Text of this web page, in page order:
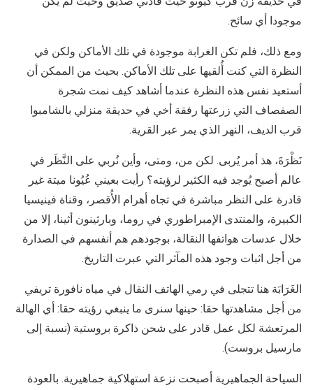
موجودا أي سائح.
ومع ذلك، فلم تكن الغرابة موجودة في تلك الأماكن ولكن في
النظرة التي كنت أُلقيها على تلك الأماكن. بحيث من الممكن أن
أستعيد نفس هذه النظرة عندما أشاهد كيف نمت شجرة
الصفصاف التي زرعتها رفقة أخي في حديقة منزلي بالشامبوا
قرب الديف، النهر الذي يمر عبر القرية.
نَظْرَةَ، هذ أمر يُربى. لكن من، ومتى، وأين نُربي على النَّظَر في
عالم أصبح يُوجد فيه الكثير لرؤيته؟ رأيت بعيني عُيُونا ميتة غير
قادرة على النظر مباشرة في تجاه أهرام الأُقصر، وقناة فينيسيا
الكبيرة، والمنتدى الإمبراطوري في روما، وبارثينون أثينا، إلا من
خلال عدسات هواتفها النقالة، بوجودهم هم أنفسهم في الصدارة
من أجل اثبات وجود هذه المآثر التي عبرت التاريخ.
الغَرَابَة هنا تتجلى في رمي الهاتف النقال في مياه نافورة تريفي
من أجل مشاهدتها حقا: حينها سنرى ما ينبغي رؤيته حقا: أي الهالة
المرتعشة لكل عمل قادر على شحن ذاكرة بروستية (نسبة إلى
مارسيل بروست).
السياحة الجماهيرية أصبحت نزعة استهلاكية جماهيرية. بالعودة